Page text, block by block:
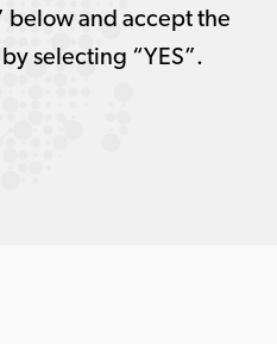
below and accept the
selecting “YES”.